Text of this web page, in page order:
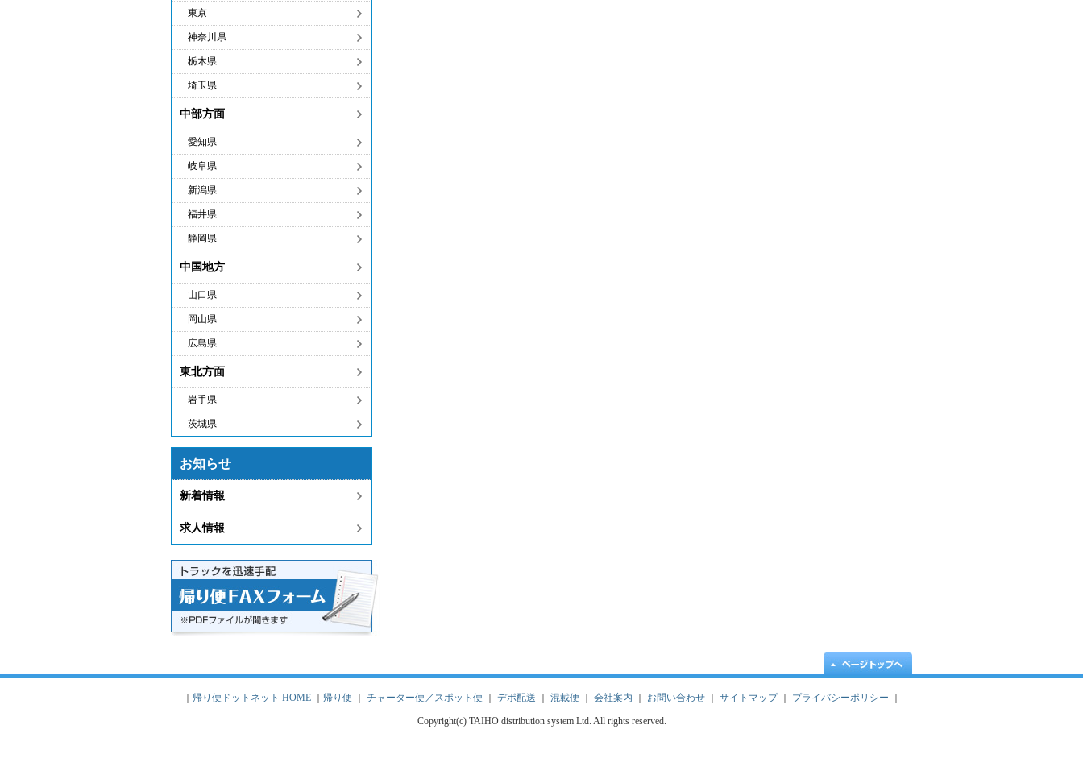
東京
神奈川県
栃木県
埼玉県
中部方面
愛知県
岐阜県
新潟県
福井県
静岡県
中国地方
山口県
岡山県
広島県
東北方面
岩手県
茨城県
お知らせ
新着情報
求人情報
帰り便ドットネット HOME｜ 帰り便 チャーター便／スポット便 デポ配送 混載便 会社案内 お問い合わせ｜ サイトマップ｜ プライバシーポリシー
Copyright(c) TAIHO distribution system Ltd. All rights reserved.